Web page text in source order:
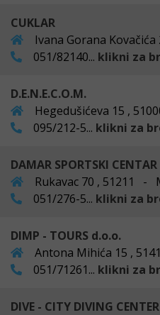
CUKLAR
Ivana Gorana
051/82140... klikni za
D.E.N.E.C.O.M.
Hegedušićeva 15 ,
095/212-5... klikni za
DAMAR SPORTSKI CENTAR
Rukavac 70 , 51211 -
051/276-5... klikni za
DIMP - TOURS d.o.o.
Antona Mihića 15 ,
051/71261... klikni za
DIVE - CITY DIVING CENTER